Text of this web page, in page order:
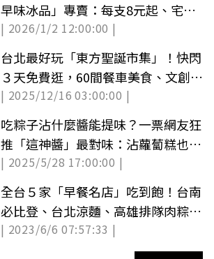
早味冰品」專賣：每支8元起、宅配
送到家
| 2026/1/2 12:00:00 |
台北最好玩「東方聖誕市集」！快閃
３天免費逛，60間餐車美食、文創品
牌集合
| 2025/12/16 03:00:00 |
吃粽子沾什麼醬能提味？一票網友狂
推「這神醬」最對味：沾蘿蔔糕也好
吃
| 2025/5/28 17:00:00 |
全台５家「早餐名店」吃到飽！台南
必比登、台北涼麵、高雄排隊肉粽一
次吃遍
| 2023/6/6 07:57:33 |